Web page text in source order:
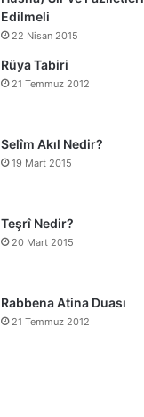
Edilmeli
22 Nisan 2015
Rüya Tabiri
21 Temmuz 2012
Selîm Akıl Nedir?
19 Mart 2015
Teşrî Nedir?
20 Mart 2015
Rabbena Atina Duası
21 Temmuz 2012